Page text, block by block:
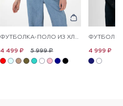
ФУТБОЛКА-ПОЛО ИЗ ХЛОПКА С ПРИНТОМ НА ПЛАНКЕ
5 999 ₽
4 499 ₽ 4 999 ₽